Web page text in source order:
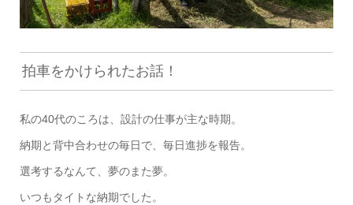
拍車をかけられたお話！
私の40代のころは、設計の仕事が主な時期。
納期と背中合わせの毎日で、毎日進捗を報告。
選考するなんて、夢のまた夢。
いつもタイトな納期でした。